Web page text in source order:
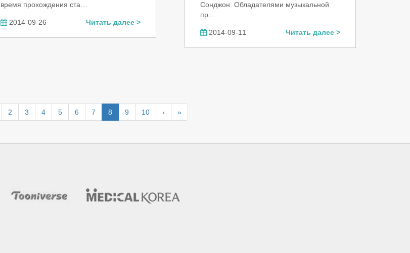
время прохождения ста…
2014-09-26 Читать далее >
Сонджон. Обладателями музыкальной
пр…
2014-09-11 Читать далее >
2 3 4 5 6 7 8 9 10 › »